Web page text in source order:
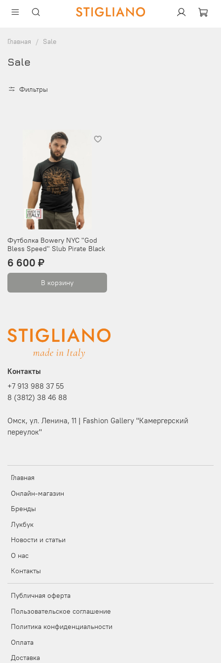
Главная Sale
Sale
Фильтры
Футболка Bowery NYC "God
Bless Speed" Slub Pirate Black
6 600 ₽
В корзину
Главная
Онлайн-магазин
Бренды
Лукбук
Новости и статьи
О нас
Контакты
Публичная оферта
Пользовательское соглашение
Политика конфиденциальности
Оплата
Доставка
Контакты
+7 913 988 37 55
8 (3812) 38 46 88
Омск, ул. Ленина, 11 | Fashion Gallery "Камергерский
переулок"